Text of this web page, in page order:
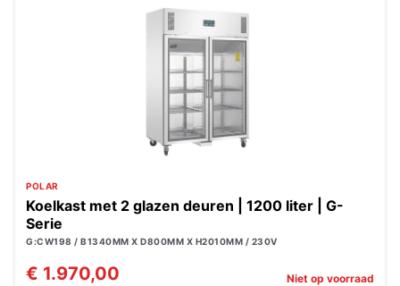
POLAR
Koelkast met 2 glazen deuren | 1200 liter | G-
Serie
G:CW198 / B1340MM X D800MM X H2010MM / 230V
€ 1.970,00 Niet op voorraad